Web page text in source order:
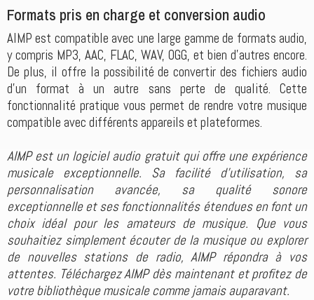
Formats pris en charge et conversion audio
AIMP est compatible avec une large gamme de formats audio,
y compris MP3, AAC, FLAC, WAV, OGG, et bien d'autres encore.
De plus, il offre la possibilité de convertir des fichiers audio
d'un format à un autre sans perte de qualité. Cette
fonctionnalité pratique vous permet de rendre votre musique
compatible avec différents appareils et plateformes.
AIMP est un logiciel audio gratuit qui offre une expérience
musicale exceptionnelle. Sa facilité d'utilisation, sa
personnalisation avancée, sa qualité sonore
exceptionnelle et ses fonctionnalités étendues en font un
choix idéal pour les amateurs de musique. Que vous
souhaitiez simplement écouter de la musique ou explorer
de nouvelles stations de radio, AIMP répondra à vos
attentes. Téléchargez AIMP dès maintenant et profitez de
votre bibliothèque musicale comme jamais auparavant.